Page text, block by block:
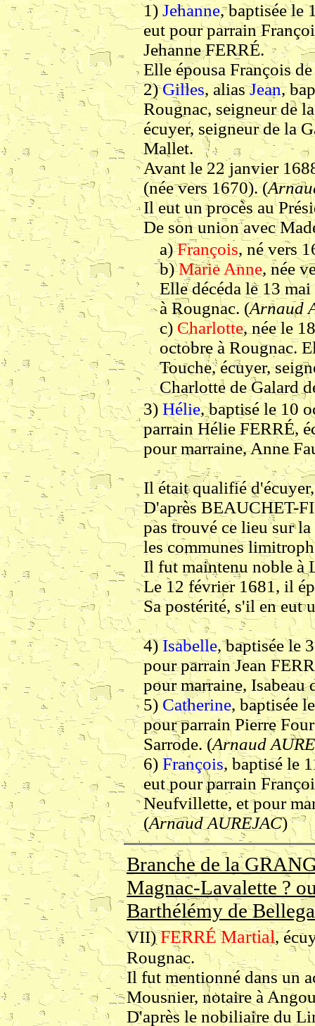
1)Jehanne, baptisée le
eut pour parrain
Jehanne FERRÉ.
Elle épousa François
2)Gilles, aliasJean,
Rougnac, seigneur de
écuyer, seigneur de la
Mallet.
Avant le 22 janvier
(née vers 1670). (
Il eut un procès au
De son union avec
a)François, né vers
b)Marie Anne, née
Elle décéda le 13
à Rougnac. (Arnaud
c) Charlotte, née le
octobre à Rougnac.
Touche, écuyer,
Charlotte de Galard
3) Hélie, baptisé le 10
parrain Hélie FERRÉ,
pour marraine, Anne
Il était qualifié
D'après BEAUCHET-
pas trouvé ce lieu sur
les communes
Il fut maintenu noble à
Le 12 février 1681, il
Sa postérité, s'il en eut
4)Isabelle, baptisée le
pour parrain Jean
pour marraine, Isabeau
5) Catherine, baptisée
pour parrain Pierre
Sarrode. (Arnaud
6) François, baptisé le
eut pour parrain
Neufvillette, et pour
(Arnaud AUREJAC)
Branche de la
Magnac-Lavalette ?
Barthélémy de
VII)FERRÉ Martial,
Rougnac.
Il fut mentionné dans un
Mousnier, notaire à
D'après le nobiliaire du